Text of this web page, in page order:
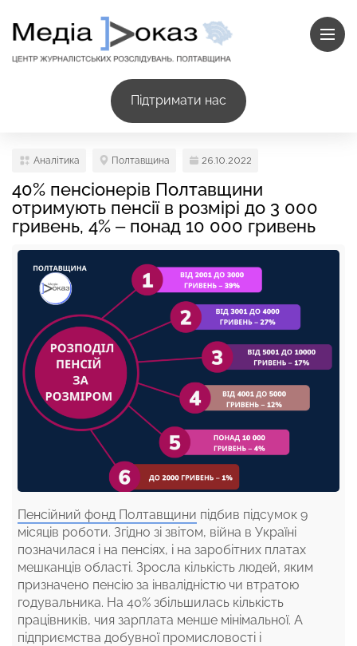
Підтримати нас
Аналітика Полтавщина 26.10.2022
40% пенсіонерів Полтавщини
отримують пенсії в розмірі до 3 000
гривень, 4% – понад 10 000 гривень
Пенсійний фонд Полтавщини підбив підсумок 9
місяців роботи. Згідно зі звітом, війна в Україні
позначилася і на пенсіях, і на заробітних платах
мешканців області. Зросла кількість людей, яким
призначено пенсію за інвалідністю чи втратою
годувальника. На 40% збільшилась кількість
працівників, чия зарплата менше мінімальної. А
підприємства добувної промисловості і